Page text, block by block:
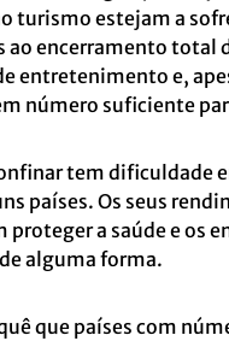
turismo estejam a
encerramento total
entretenimento e,
número suficiente
tem dificuldade
países. Os seus
a saúde e os
alguma forma.
que países com